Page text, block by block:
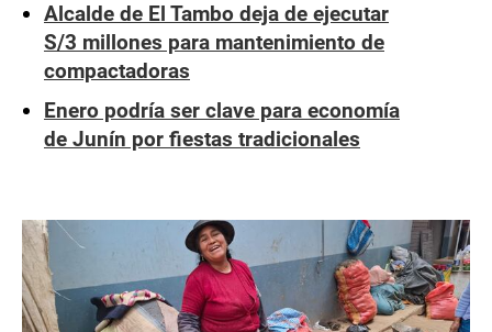
Alcalde de El Tambo deja de ejecutar
S/3 millones para mantenimiento de
compactadoras
Enero podría ser clave para economía
de Junín por fiestas tradicionales